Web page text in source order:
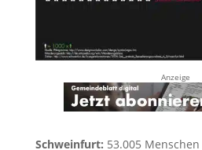
Anzeige
Schweinfurt: 53.005